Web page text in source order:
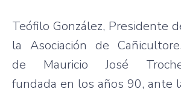
Teófilo González, Presidente
la Asociación de
de MauricioJosé
fundada en los años 90, ante